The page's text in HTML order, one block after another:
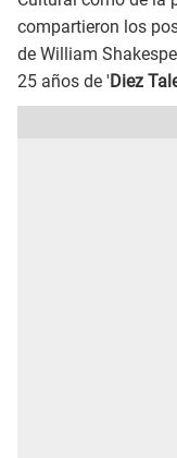
compartieron los
de William
25 años de ' Diez